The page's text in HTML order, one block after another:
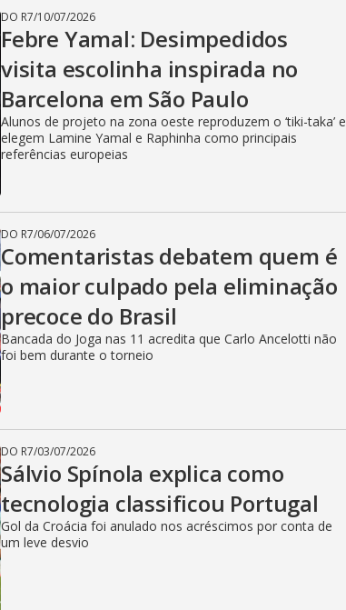
DO R7/10/07/2026
Febre Yamal: Desimpedidos
visita escolinha inspirada no
Barcelona em São Paulo
Alunos de projeto na zona oeste reproduzem o ‘tiki-taka’ e
elegem Lamine Yamal e Raphinha como principais
referências europeias
DO R7/06/07/2026
Comentaristas debatem quem é
o maior culpado pela eliminação
precoce do Brasil
Bancada do Joga nas 11 acredita que Carlo Ancelotti não
foi bem durante o torneio
DO R7/03/07/2026
Sálvio Spínola explica como
tecnologia classificou Portugal
Gol da Croácia foi anulado nos acréscimos por conta de
um leve desvio